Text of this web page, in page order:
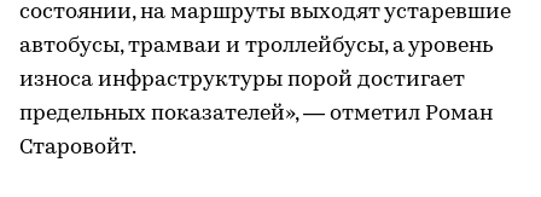
состоянии, на маршруты выходят устаревшие
автобусы, трамваи и троллейбусы, а уровень
износа инфраструктуры порой достигает
предельных показателей», — отметил Роман
Старовойт.